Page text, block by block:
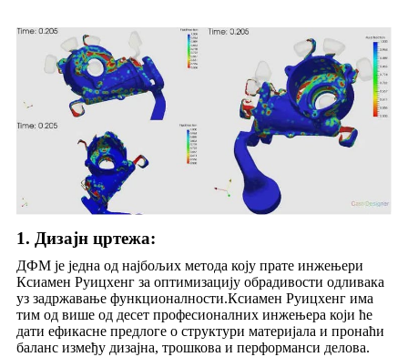
1. Дизајн цртежа:
ДФМ је једна од најбољих метода коју прате инжењери
Ксиамен Руицхенг за оптимизацију обрадивости одливака
уз задржавање функционалности.Ксиамен Руицхенг има
тим од више од десет професионалних инжењера који ће
дати ефикасне предлоге о структури материјала и пронаћи
баланс између дизајна, трошкова и перформанси делова.